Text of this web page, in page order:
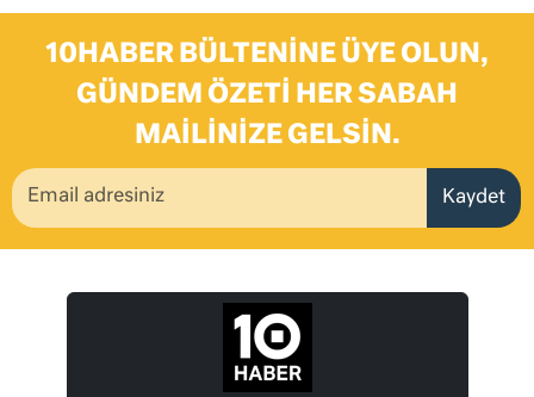
10HABER BÜLTENINE ÜYE OLUN,
GÜNDEM ÖZETI HER SABAH
MAILINIZE GELSIN.
Kaydet